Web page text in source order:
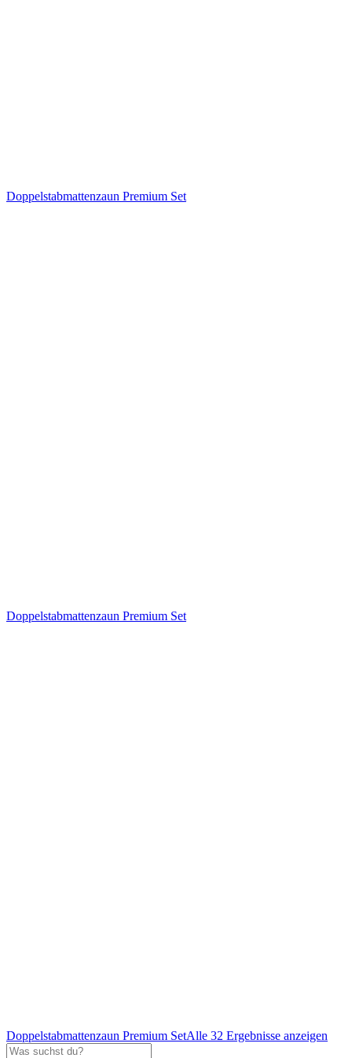
Doppelstabmattenzaun Premium Set
Doppelstabmattenzaun Premium Set
Doppelstabmattenzaun Premium SetAlle 32 Ergebnisse anzeigen